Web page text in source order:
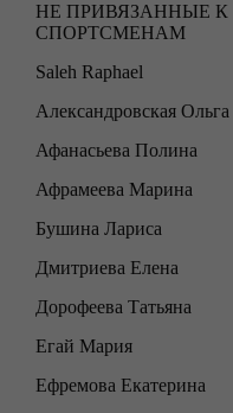
НЕ ПРИВЯЗАННЫЕ К
СПОРТСМЕНАМ
Saleh Raphael
Александровская Ольга
Афанасьева Полина
Афрамеева Марина
Бушина Лариса
Дмитриева Елена
Дорофеева Татьяна
Егай Мария
Ефремова Екатерина